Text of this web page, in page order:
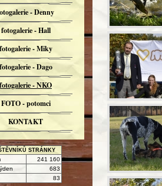
- Denny
fotogalerie - Hall
fotogalerie - Miky
fotogalerie - Dago
fotogalerie - NKO
FOTO - potomci
KONTAKT
STRÁNKY
241 160
683
83